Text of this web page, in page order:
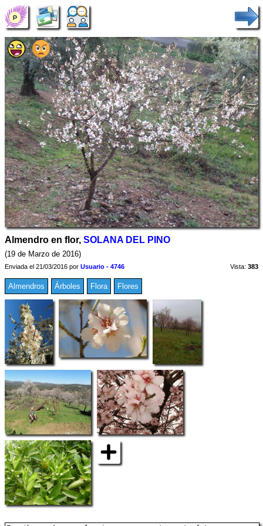
Almendro en flor, SOLANA DEL PINO
(19 de Marzo de 2016)
Enviada el 21/03/2016 por Usuario - 4746 Vista: 383
Almendros Árboles Flora Flores